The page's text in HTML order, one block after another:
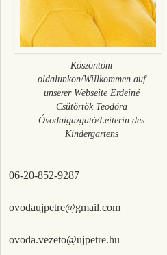
Köszöntöm
oldalunkon/Willkommen auf
unserer Webseite Erdeiné
Csütörtök Teodóra
Óvodaigazgató/Leiterin des
Kindergartens
06-20-852-9287
ovodaujpetre@gmail.com
ovoda.vezeto@ujpetre.hu